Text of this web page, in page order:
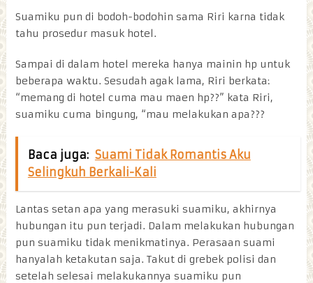
Suamiku pun di bodoh-bodohin sama Riri karna tidak
tahu prosedur masuk hotel.
Sampai di dalam hotel mereka hanya mainin hp untuk
beberapa waktu. Sesudah agak lama, Riri berkata:
“memang di hotel cuma mau maen hp??” kata Riri,
suamiku cuma bingung, “mau melakukan apa???
Baca juga: Suami Tidak Romantis Aku
Selingkuh Berkali-Kali
Lantas setan apa yang merasuki suamiku, akhirnya
hubungan itu pun terjadi. Dalam melakukan hubungan
pun suamiku tidak menikmatinya. Perasaan suami
hanyalah ketakutan saja. Takut di grebek polisi dan
setelah selesai melakukannya suamiku pun